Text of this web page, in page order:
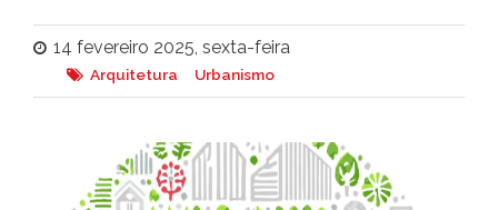
14 fevereiro 2025, sexta-feira
Arquitetura Urbanismo